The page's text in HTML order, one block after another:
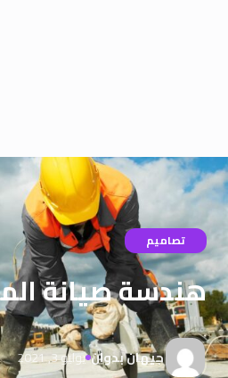
تصاميم
هندسة صيانة
جيهان بدوان يوليو 3, 2021